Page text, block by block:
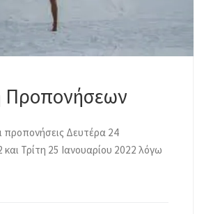
Προπονήσεων
προπονήσεις Δευτέρα 24
και Τρίτη 25 Ιανουαρίου 2022 λόγω